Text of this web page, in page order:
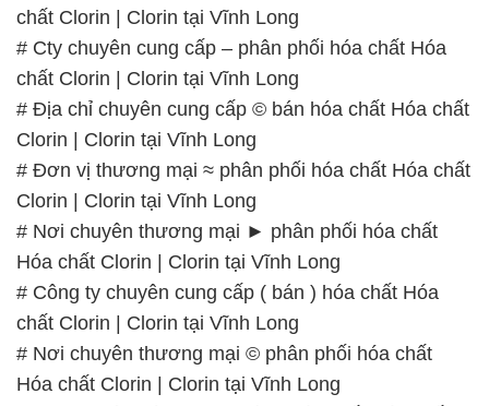
chất Clorin | Clorin tại Vĩnh Long
# Cty chuyên cung cấp – phân phối hóa chất Hóa
chất Clorin | Clorin tại Vĩnh Long
# Địa chỉ chuyên cung cấp © bán hóa chất Hóa chất
Clorin | Clorin tại Vĩnh Long
# Đơn vị thương mại ≈ phân phối hóa chất Hóa chất
Clorin | Clorin tại Vĩnh Long
# Nơi chuyên thương mại ► phân phối hóa chất
Hóa chất Clorin | Clorin tại Vĩnh Long
# Công ty chuyên cung cấp ( bán ) hóa chất Hóa
chất Clorin | Clorin tại Vĩnh Long
# Nơi chuyên thương mại © phân phối hóa chất
Hóa chất Clorin | Clorin tại Vĩnh Long